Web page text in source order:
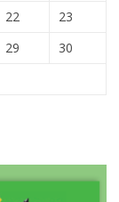
22
23
29
30